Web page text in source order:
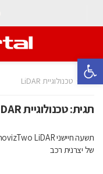
פתח סרגל נגישות
בית טכנולוגיית LiDAR
תגית:טכנולוגיית LiDAR
של יצרנית רכב